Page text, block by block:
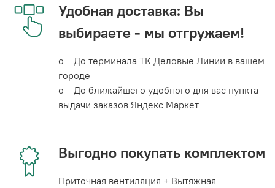
Удобная доставка: Вы
выбираете - мы отгружаем!
o До терминала ТК Деловые Линии в вашем
городе
o До ближайшего удобного для вас пункта
выдачи заказов Яндекс Маркет
Выгодно покупать комплектом
Приточная вентиляция + Вытяжная